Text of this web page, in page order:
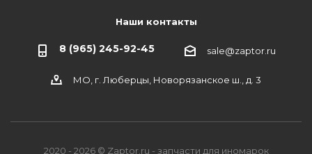
Наши контакты
8 (965) 245-92-45 sale@zaptor.ru
МО, г. Люберцы, Новорязанское ш., д. 3
2020 - 2026 © Zaptor.ru - запчасти для иномарок